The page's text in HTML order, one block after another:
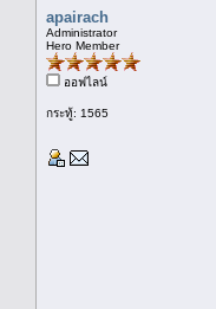
apairach
Administrator
Hero Member
ออฟไลน์
กระทู้: 1565